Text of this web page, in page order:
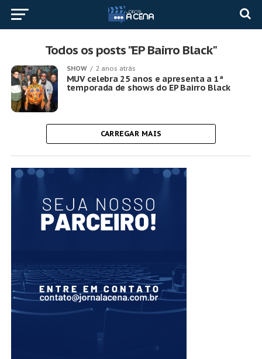
Todos os posts "EP Bairro Black"
SHOW 2 anos atrás
MUV celebra 25 anos e apresenta a 1ª
temporada de shows do EP Bairro Black
CARREGAR MAIS